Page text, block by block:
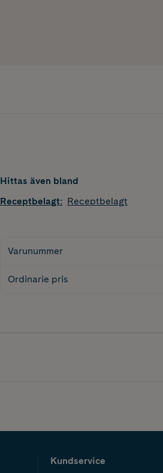
Hittas även bland
Receptbelagt: Receptbelagt
Varunummer
Ordinarie pris
Kundservice